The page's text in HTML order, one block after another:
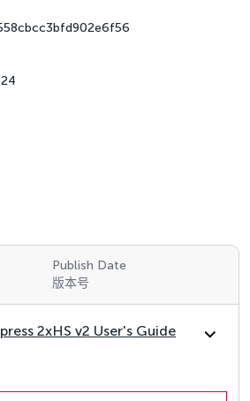
Publish Date
版本号
2xHS v2 User's Guide